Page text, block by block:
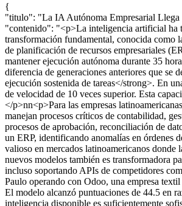
{
"titulo": "La IA Autónoma Empresarial Llega
"contenido": "<p>La inteligencia artificial ha
transformación fundamental, conocida como
de planificación de recursos empresariales
mantener ejecución autónoma durante 35
diferencia de generaciones anteriores que se
ejecución sostenida de tareas</strong>. En
de velocidad de 10 veces superior. Esta
</p>nn<p>Para las empresas
manejan procesos críticos de contabilidad,
procesos de aprobación, reconciliación de
un ERP, identificando anomalías en órdenes
valioso en mercados latinoamericanos
nuevos modelos también es transformadora
incluso soportando APIs de competidores
Paulo operando con Odoo, una empresa
El modelo alcanzó puntuaciones de 44.5 en
inteligencia disponible es suficientemente